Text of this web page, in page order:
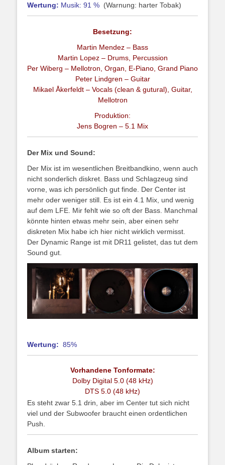
Wertung: Musik: 91 % (Warnung: harter Tobak)
Besetzung:
Martin Mendez – Bass
Martin Lopez – Drums, Percussion
Per Wiberg – Mellotron, Organ, E-Piano, Grand Piano
Peter Lindgren – Guitar
Mikael Åkerfeldt – Vocals (clean & gutural), Guitar,
Mellotron
Produktion:
Jens Bogren – 5.1 Mix
Der Mix und Sound:
Der Mix ist im wesentlichen Breitbandkino, wenn auch
nicht sonderlich diskret. Bass und Schlagzeug sind
vorne, was ich persönlich gut finde. Der Center ist
mehr oder weniger still. Es ist ein 4.1 Mix, und wenig
auf dem LFE. Mir fehlt wie so oft der Bass. Manchmal
könnte hinten etwas mehr sein, aber einen sehr
diskreten Mix habe ich hier nicht wirklich vermisst.
Der Dynamic Range ist mit DR11 gelistet, das tut dem
Sound gut.
Wertung: 85%
Vorhandene Tonformate:
Dolby Digital 5.0 (48 kHz)
DTS 5.0 (48 kHz)
Es steht zwar 5.1 drin, aber im Center tut sich nicht
viel und der Subwoofer braucht einen ordentlichen
Push.
Album starten: